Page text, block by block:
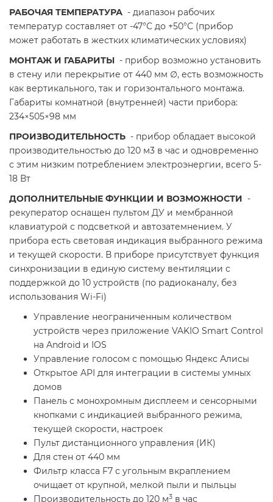
РАБОЧАЯ ТЕМПЕРАТУРА - диапазон рабочих
температур составляет от -47°С до +50°С (прибор
может работать в жестких климатических условиях)
МОНТАЖ И ГАБАРИТЫ - прибор возможно установить
в стену или перекрытие от 440 мм ∅, есть возможность
как вертикального, так и горизонтального монтажа.
Габариты комнатной (внутренней) части прибора:
234×505×98 мм
ПРОИЗВОДИТЕЛЬНОСТЬ - прибор обладает высокой
производительностью до 120 м3 в час и одновременно
с этим низким потреблением электроэнергии, всего 5-
18 Вт
ДОПОЛНИТЕЛЬНЫЕ ФУНКЦИИ И ВОЗМОЖНОСТИ -
рекуператор оснащен пультом ДУ и мембранной
клавиатурой с подсветкой и автозатемнением. У
прибора есть световая индикация выбранного режима
и текущей скорости. В приборе присутствует функция
синхронизации в единую систему вентиляции с
поддержкой до 10 устройств (по радиоканалу, без
использования Wi-Fi)
Управление неограниченным количеством
устройств через приложение VAKIO Smart Control
на Android и IOS
Управление голосом с помощью Яндекс Алисы
Открытое API для интеграции в системы умных
домов
Панель с монохромным дисплеем и сенсорными
кнопками с индикацией выбранного режима,
текущей скорости, настроек
Пульт дистанционного управления (ИК)
Для стен от 440 мм
Фильтр класса F7 с угольным вкраплением
очищает от крупной, мелкой пыли и пыльцы
Производительность до 120 м3 в час